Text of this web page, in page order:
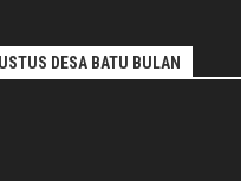
DESA BATU BULAN